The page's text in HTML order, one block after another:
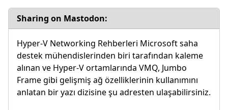
Sharing on Mastodon:
Hyper-V Networking Rehberleri Microsoft saha
destek mühendislerinden biri tarafından kaleme
alınan ve Hyper-V ortamlarında VMQ, Jumbo
Frame gibi gelişmiş ağ özelliklerinin kullanımını
anlatan bir yazı dizisine şu adresten ulaşabilirsiniz.